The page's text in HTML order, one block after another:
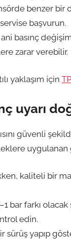
benzer bir
başvurun.
basınç
zarar verebilir.
yaklaşım için
uyarı
güvenli
uygulanan
kaliteli bir
bar farkı
edin.
sürüş yapıp